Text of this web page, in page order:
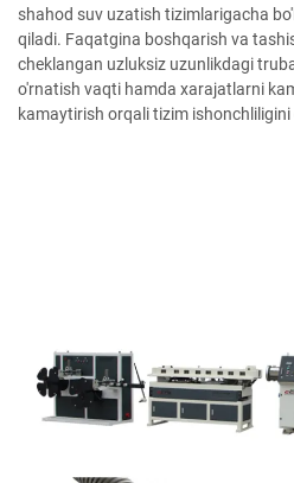
shahod suv uzatish tizimlarigacha
qiladi. Faqatgina boshqarish va
cheklangan uzluksiz uzunlikdagi
o'rnatish vaqti hamda xarajatlarni
kamaytirish orqali tizim ishonchliligini